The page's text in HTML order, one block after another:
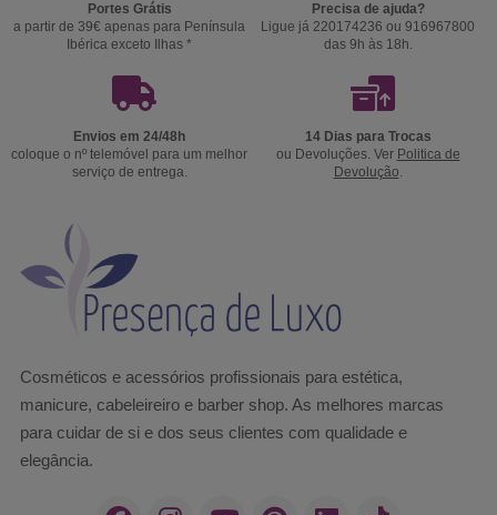
Portes Grátis
a partir de 39€ apenas para Península
Ibérica exceto Ilhas *
Precisa de ajuda?
Ligue já 220174236 ou 916967800
das 9h às 18h.
Envios em 24/48h
coloque o nº telemóvel para um melhor
serviço de entrega.
14 Dias para Trocas
ou Devoluções. Ver Politica de
Devolução
Cosméticos e acessórios profissionais para estética,
manicure, cabeleireiro e barber shop. As melhores marcas
para cuidar de si e dos seus clientes com qualidade e
elegância.